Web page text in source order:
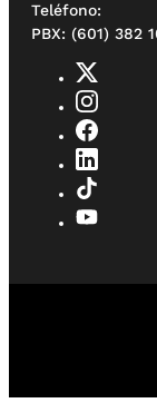
Teléfono:
PBX: (601) 382